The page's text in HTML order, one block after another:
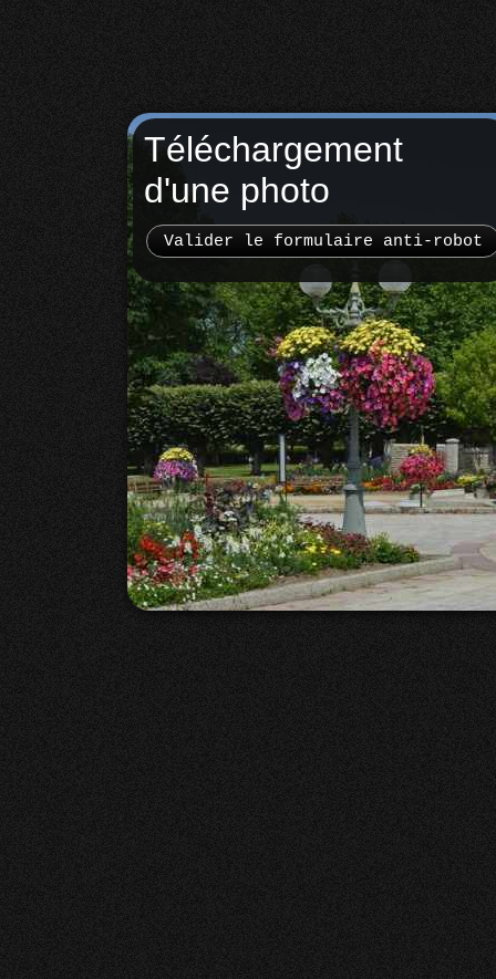
Téléchargement
d'une photo